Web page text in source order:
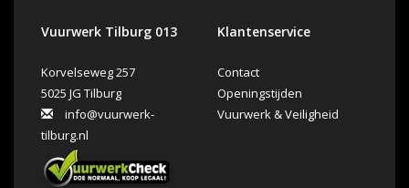
Vuurwerk Tilburg 013
Korvelseweg 257
5025 JG Tilburg
info@vuurwerk-
tilburg.nl
Klantenservice
Contact
Openingstijden
Vuurwerk & Veiligheid